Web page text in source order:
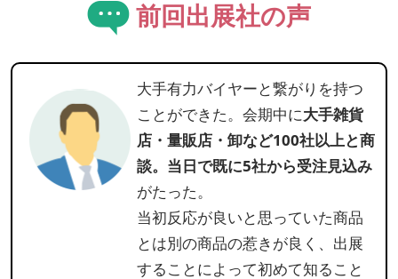
前回出展社の声
大手有力バイヤーと繋がりを持つ
ことができた。会期中に大手雑貨
店・量販店・卸など100社以上と商
談。当日で既に5社から受注見込み
がたった。
当初反応が良いと思っていた商品
とは別の商品の惹きが良く、出展
することによって初めて知ること